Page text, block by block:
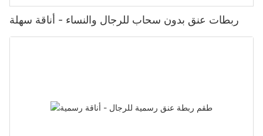
ربطات عنق بدون سحاب للرجال والنساء - أناقة سهلة